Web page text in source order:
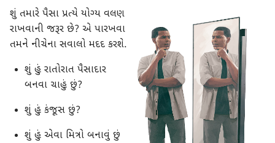
શું તમારે પૈસા પ્રત્યે યોગ્ય વલણ
રાખવાની જરૂર છે? એ પારખવા
તમને નીચેના સવાલો મદદ કરશે.
શું હું રાતોરાત પૈસાદાર
બનવા ચાહું છું?
શું હું કંજૂસ છું?
શું હું એવા મિત્રો બનાવું છું